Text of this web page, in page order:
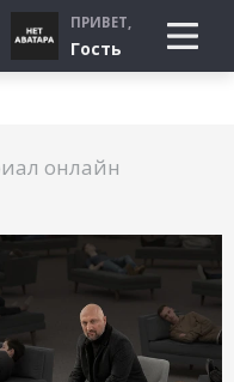
ПРИВЕТ,
Гость
онлайн